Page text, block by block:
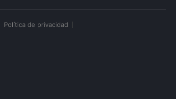
Política de privacidad